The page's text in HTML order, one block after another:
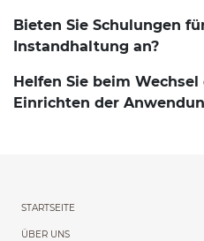
Bieten Sie Schulungen
Instandhaltung an?
Helfen Sie beim
Einrichten der
Menu
STARTSEITE
ÜBER UNS